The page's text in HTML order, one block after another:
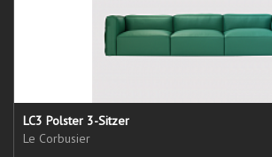
LC3 Polster 3-Sitzer
Le Corbusier